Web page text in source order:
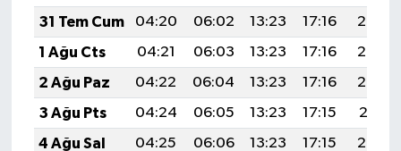
31 Tem Cum
04:20 06:02 13:23 17:16
20:35
1 Ağu Cts
04:21 06:03 13:23 17:16
20:34
2 Ağu Paz
04:22 06:04 13:23 17:16
20:33
3 Ağu Pts
04:24 06:05 13:23 17:15
20:31
4 Ağu Sal
04:25 06:06 13:23 17:15
20:30